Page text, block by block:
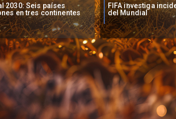
incidentes al final
Lionel Messi llora
en Final Mundial